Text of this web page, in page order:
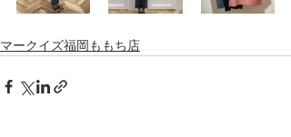
マークイズ福岡ももち店